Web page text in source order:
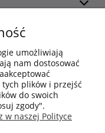
umożliwiają
nam dostosować
plików i przejść
do swoich
zgody".
w naszej Polityce